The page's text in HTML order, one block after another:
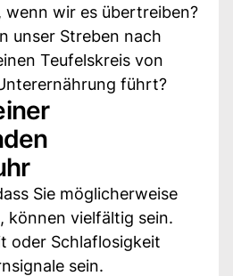
wenn wir es übertreiben?
unser Streben nach
Teufelskreis von
führt?
Sie möglicherweise
können vielfältig sein.
oder Schlaflosigkeit
sein.